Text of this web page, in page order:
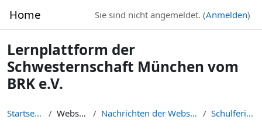
Home Sie sind nicht angemeldet. (Anmelden)
Lernplattform der
Schwesternschaft München vom
BRK e.V.
Startseite Website Nachrichten der Website Schulferien